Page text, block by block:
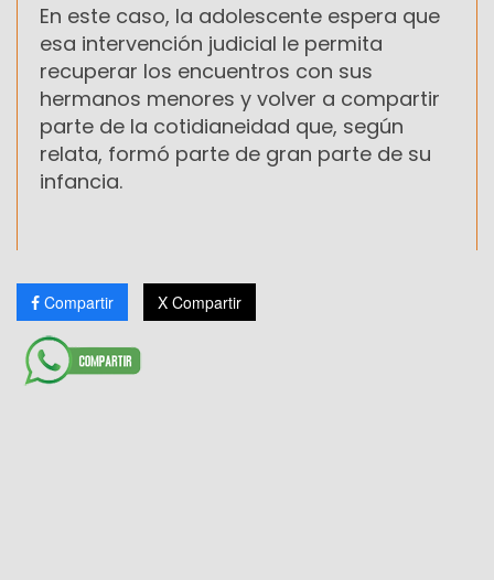
En este caso, la adolescente espera que
esa intervención judicial le permita
recuperar los encuentros con sus
hermanos menores y volver a compartir
parte de la cotidianeidad que, según
relata, formó parte de gran parte de su
infancia.
Compartir X Compartir